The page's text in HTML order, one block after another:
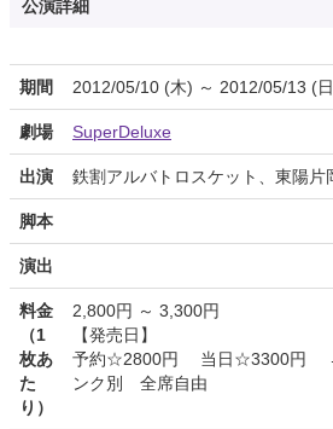
公演詳細
期間 2012/05/10 (木) ～ 2012/05/13 (
劇場 SuperDeluxe
出演 鉄割アルバトロスケット、東陽片
脚本
演出
料金
（1
枚あ
た
り）
2,800円 ～ 3,300円
【発売日】
予約☆2800円 当日☆3300円 →
ンク別 全席自由